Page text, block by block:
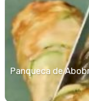
Panqueca de